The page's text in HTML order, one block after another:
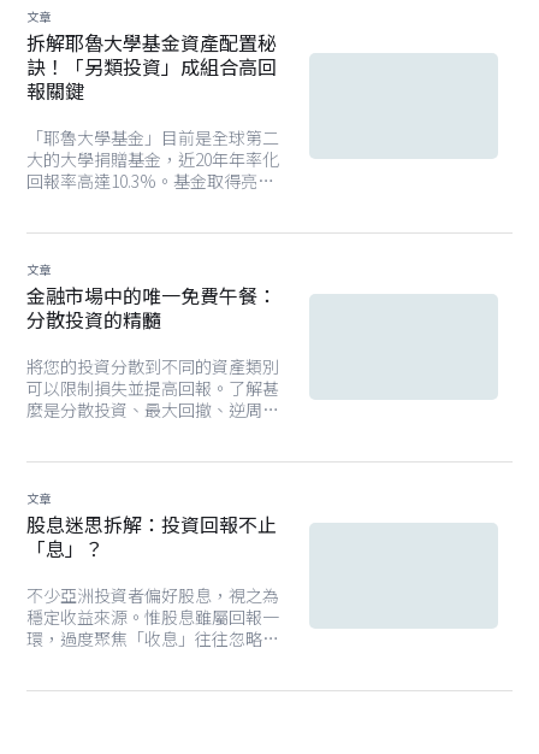
台。
文章
拆解耶魯大學基金資產配置秘
訣！「另類投資」成組合高回
報關鍵
「耶魯大學基金」目前是全球第二
大的大學捐贈基金，近20年年率化
回報率高達10.3%。基金取得亮麗
場以外，基金也配置另類投資資
產，分散風險之餘，同時捕捉龐大
的潛在投資回報，吸引個人及機構
投資者爭相仿傚。
文章
金融市場中的唯一免費午餐：
分散投資的精髓
將您的投資分散到不同的資產類別
可以限制損失並提高回報。了解甚
麼是分散投資、最大回撤、逆周期
文章
股息迷思拆解：投資回報不止
「息」？
不少亞洲投資者偏好股息，視之為
穩定收益來源。惟股息雖屬回報一
環，過度聚焦「收息」往往忽略更